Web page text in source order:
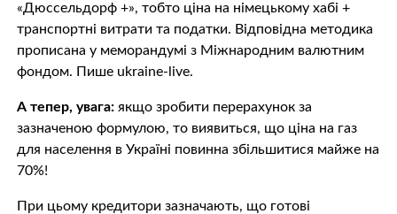
«Дюссельдорф +», тобто ціна на німецькому хабі +
транспортні витрати та податки. Відповідна методика
прописана у меморандумі з Міжнародним валютним
фондом. Пише ukraine-live.
А тепер, увага:якщо зробити перерахунок за
зазначеною формулою, то виявиться, що ціна на газ
для населення в Україні повинна збільшитися майже на
70%!
При цьому кредитори зазначають, що готові